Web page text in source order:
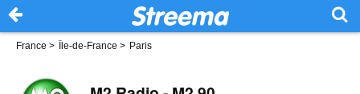
France > Île-de-France > Paris